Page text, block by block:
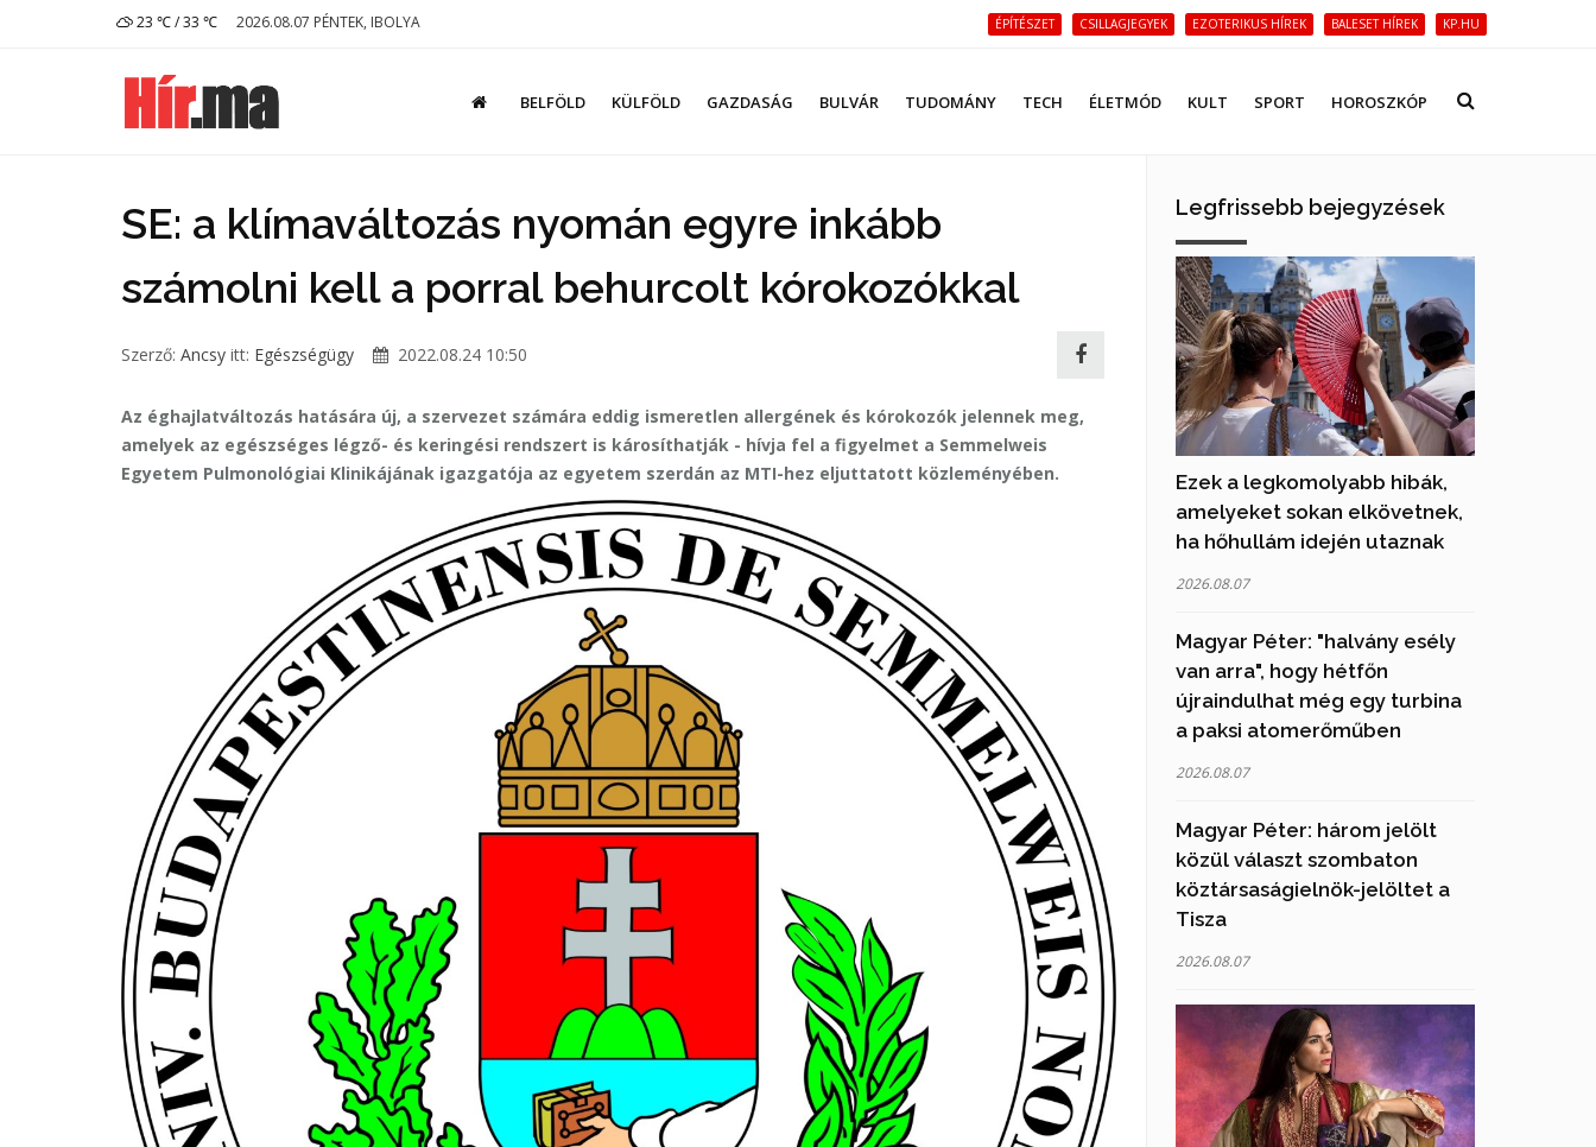
23 ℃ / 33 ℃ 2026.08.07 PÉNTEK, IBOLYA ÉPÍTÉSZET CSILLAGJEGYEK EZOTERIKUS HÍREK BALESET HÍREK KP.HU
BELFÖLD KÜLFÖLD GAZDASÁG BULVÁR TUDOMÁNY TECH ÉLETMÓD KULT SPORT HOROSZKÓP
SE: a klímaváltozás nyomán egyre inkább
számolni kell a porral behurcolt kórokozókkal
Szerző: Ancsy itt: Egészségügy 2022.08.24 10:50
Az éghajlatváltozás hatására új, a szervezet számára eddig ismeretlen allergének és kórokozók jelennek meg,
amelyek az egészséges légző- és keringési rendszert is károsíthatják - hívja fel a figyelmet a Semmelweis
Egyetem Pulmonológiai Klinikájának igazgatója az egyetem szerdán az MTI-hez eljuttatott közleményében.
Legfrissebb bejegyzések
Ezek a legkomolyabb hibák,
amelyeket sokan elkövetnek,
ha hőhullám idején utaznak
2026.08.07
Magyar Péter: "halvány esély
van arra", hogy hétfőn
újraindulhat még egy turbina
a paksi atomerőműben
2026.08.07
Magyar Péter: három jelölt
közül választ szombaton
köztársaságielnök-jelöltet a
Tisza
2026.08.07